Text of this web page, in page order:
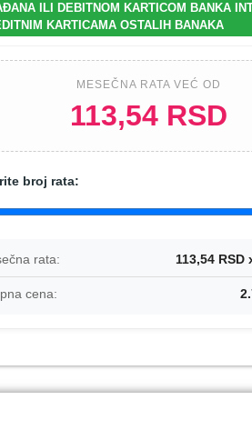
ILI DEBITNOM KARTICOM BANKA
KARTICAMA OSTALIH BANAKA
MESEČNA RATA VEĆ OD
113,54 RSD
broj rata:
rata: 113,54 RSD
cena: